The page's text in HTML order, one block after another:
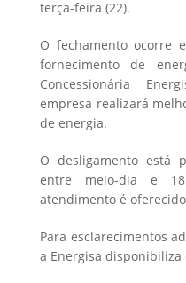
terça-feira (22).
O fechamento ocorre
fornecimento de
Concessionária
empresa realizará
de energia.
O desligamento está
entre meio-dia e
atendimento é
Para esclarecimentos
a Energisa disponibiliza